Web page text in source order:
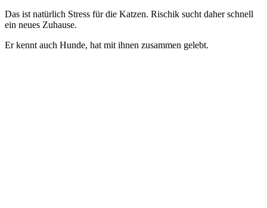
Das ist natürlich Stress für die Katzen. Rischik sucht daher schnell
ein neues Zuhause.
Er kennt auch Hunde, hat mit ihnen zusammen gelebt.